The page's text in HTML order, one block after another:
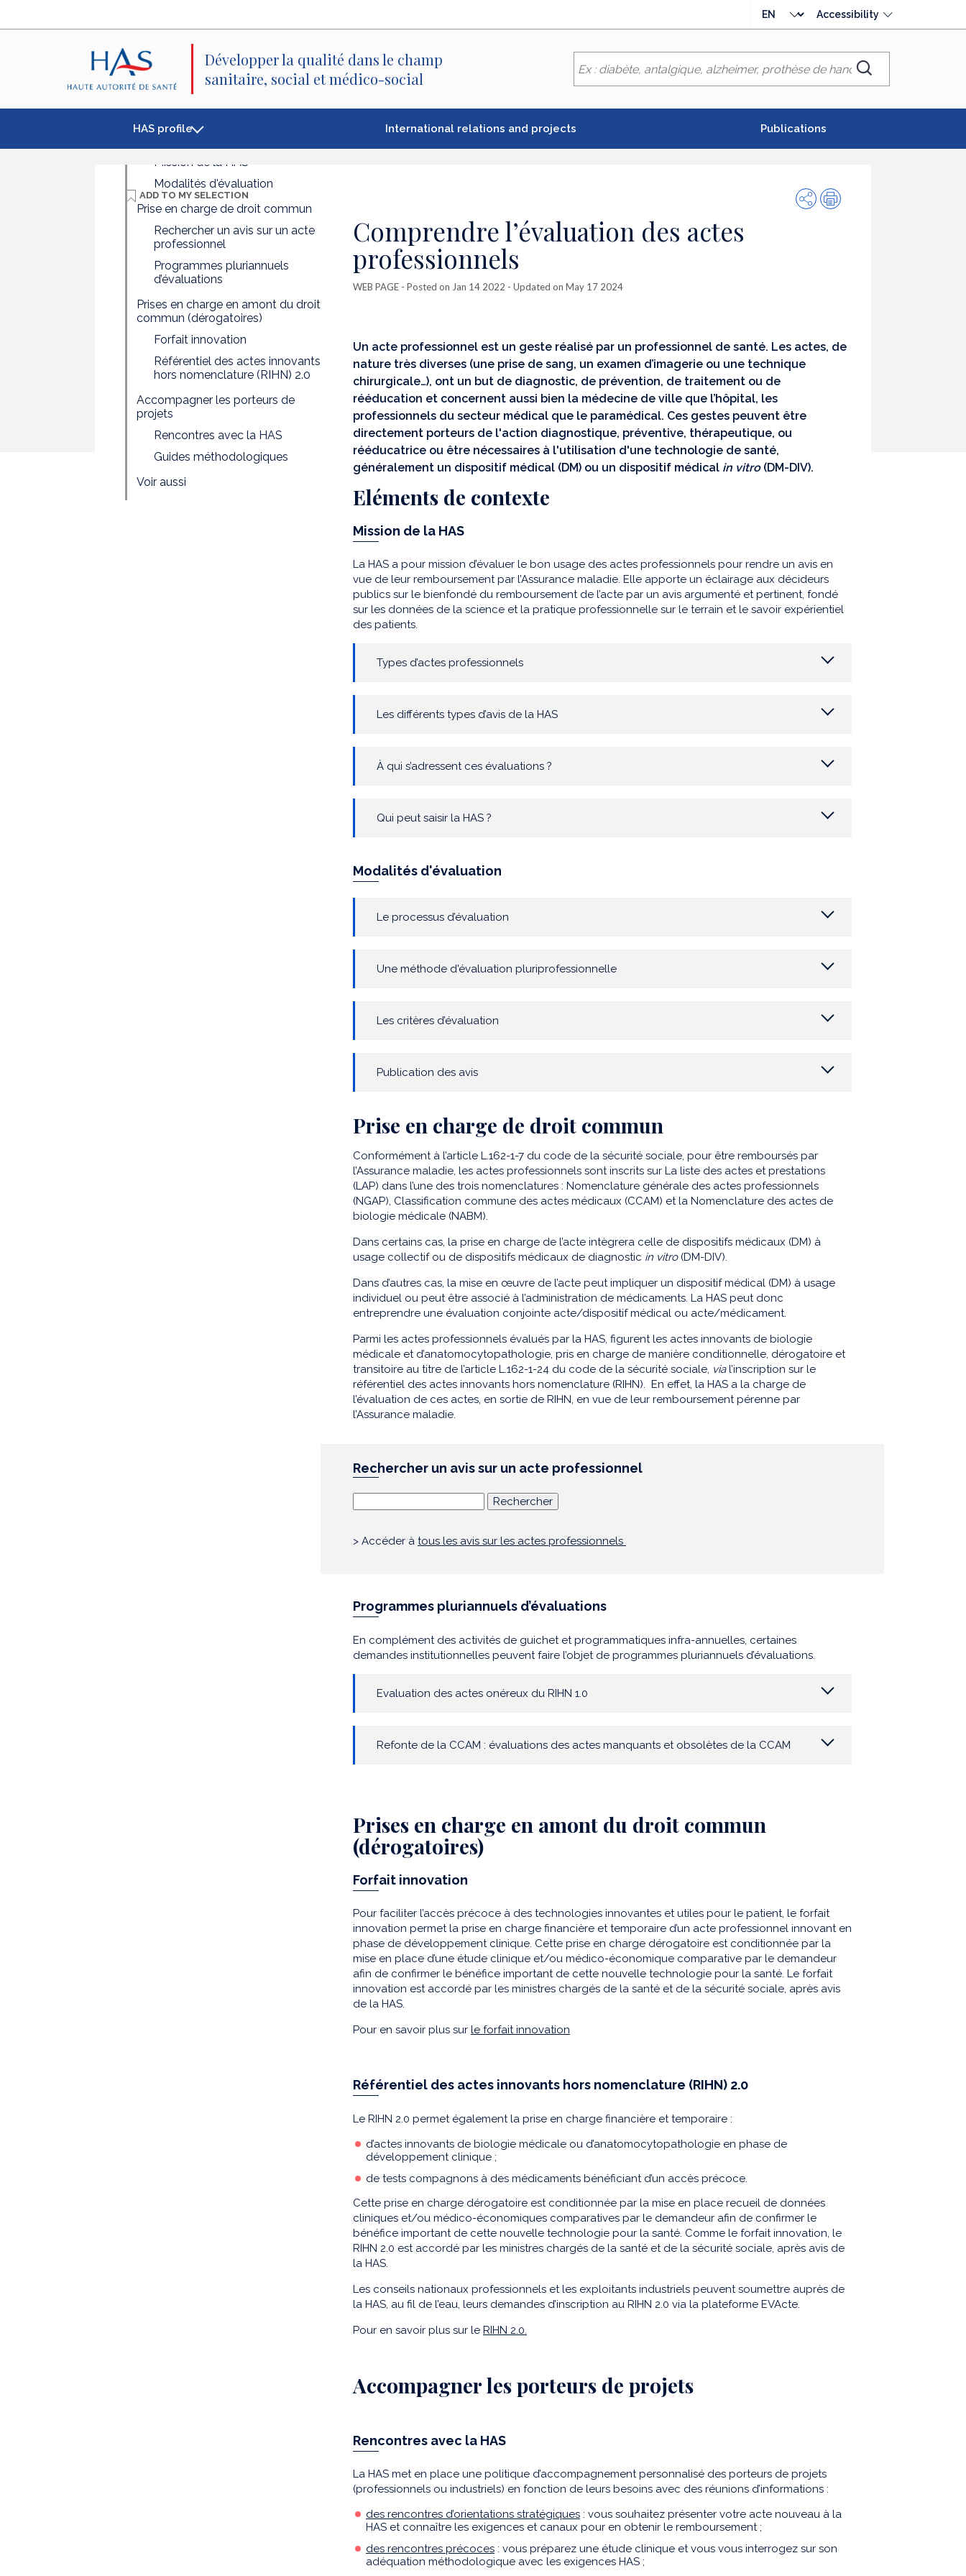
language
Accessibility
Développer la qualité dans le champ
sanitaire, social et médico-social
Chercher
HAS profile International relations and projects Publications
ADD TO MY SELECTION
Mission de la HAS
Modalités d'évaluation
Prise en charge de droit commun
Rechercher un avis sur un acte
professionnel
Programmes pluriannuels
d’évaluations
Prises en charge en amont du droit
commun (dérogatoires)
Forfait innovation
Référentiel des actes innovants
hors nomenclature (RIHN) 2.0
Accompagner les porteurs de
projets
Rencontres avec la HAS
Guides méthodologiques
Voir aussi
SharePrint
Comprendre l’évaluation des actes
professionnels
WEB PAGE - Posted on Jan 14 2022 - Updated on May 17 2024
Un acte professionnel est un geste réalisé par un professionnel de santé. Les actes, de
nature très diverses (une prise de sang, un examen d’imagerie ou une technique
chirurgicale…), ont un but de diagnostic, de prévention, de traitement ou de
rééducation et concernent aussi bien la médecine de ville que l’hôpital, les
professionnels du secteur médical que le paramédical. Ces gestes peuvent être
directement porteurs de l'action diagnostique, préventive, thérapeutique, ou
rééducatrice ou être nécessaires à l'utilisation d'une technologie de santé,
généralement un dispositif médical (DM) ou un dispositif médical in vitro(DM-DIV).
Eléments de contexte
Mission de la HAS
La HAS a pour mission d’évaluer le bon usage des actes professionnels pour rendre un avis en
vue de leur remboursement par l’Assurance maladie. Elle apporte un éclairage aux décideurs
publics sur le bienfondé du remboursement de l’acte par un avis argumenté et pertinent, fondé
sur les données de la science et la pratique professionnelle sur le terrain et le savoir expérientiel
des patients.
Types d’actes professionnels
Les différents types d’avis de la HAS
À qui s’adressent ces évaluations ?
Qui peut saisir la HAS ?
Modalités d'évaluation
Le processus d’évaluation
Une méthode d'évaluation pluriprofessionnelle
Les critères d’évaluation
Publication des avis
Prise en charge de droit commun
Conformément à l’article L.162-1-7 du code de la sécurité sociale, pour être remboursés par
l’Assurance maladie, les actes professionnels sont inscrits sur La liste des actes et prestations
(LAP) dans l’une des trois nomenclatures : Nomenclature générale des actes professionnels
(NGAP), Classification commune des actes médicaux (CCAM) et la Nomenclature des actes de
biologie médicale (NABM).
Dans certains cas, la prise en charge de l’acte intègrera celle de dispositifs médicaux (DM) à
usage collectif ou de dispositifs médicaux de diagnostic in vitro(DM-DIV).
Dans d’autres cas, la mise en œuvre de l’acte peut impliquer un dispositif médical (DM) à usage
individuel ou peut être associé à l’administration de médicaments. La HAS peut donc
entreprendre une évaluation conjointe acte/dispositif médical ou acte/médicament.
Parmi les actes professionnels évalués par la HAS, figurent les actes innovants de biologie
médicale et d’anatomocytopathologie, pris en charge de manière conditionnelle, dérogatoire et
transitoire au titre de l’article L.162-1-24 du code de la sécurité sociale, vial’inscription sur le
référentiel des actes innovants hors nomenclature (RIHN). En effet, la HAS a la charge de
l’évaluation de ces actes, en sortie de RIHN, en vue de leur remboursement pérenne par
l’Assurance maladie.
Rechercher un avis sur un acte professionnel
> Accéder à tous les avis sur les actes professionnels
Programmes pluriannuels d’évaluations
En complément des activités de guichet et programmatiques infra-annuelles, certaines
demandes institutionnelles peuvent faire l’objet de programmes pluriannuels d’évaluations.
Evaluation des actes onéreux du RIHN 1.0
Refonte de la CCAM : évaluations des actes manquants et obsolètes de la CCAM
Prises en charge en amont du droit commun
(dérogatoires)
Forfait innovation
Pour faciliter l’accès précoce à des technologies innovantes et utiles pour le patient, le forfait
innovation permet la prise en charge financière et temporaire d’un acte professionnel innovant en
phase de développement clinique. Cette prise en charge dérogatoire est conditionnée par la
mise en place d’une étude clinique et/ou médico-économique comparative par le demandeur
afin de confirmer le bénéfice important de cette nouvelle technologie pour la santé. Le forfait
innovation est accordé par les ministres chargés de la santé et de la sécurité sociale, après avis
de la HAS.
Pour en savoir plus sur le forfait innovation
Référentiel des actes innovants hors nomenclature (RIHN) 2.0
Le RIHN 2.0 permet également la prise en charge financière et temporaire :
d’actes innovants de biologie médicale ou d’anatomocytopathologie en phase de
développement clinique ;
de tests compagnons à des médicaments bénéficiant d’un accès précoce.
Cette prise en charge dérogatoire est conditionnée par la mise en place recueil de données
cliniques et/ou médico-économiques comparatives par le demandeur afin de confirmer le
bénéfice important de cette nouvelle technologie pour la santé. Comme le forfait innovation, le
RIHN 2.0 est accordé par les ministres chargés de la santé et de la sécurité sociale, après avis de
la HAS.
Les conseils nationaux professionnels et les exploitants industriels peuvent soumettre auprès de
la HAS, au fil de l’eau, leurs demandes d’inscription au RIHN 2.0 via la plateforme EVActe.
Pour en savoir plus sur le RIHN 2.0.
Accompagner les porteurs de projets
Rencontres avec la HAS
La HAS met en place une politique d’accompagnement personnalisé des porteurs de projets
(professionnels ou industriels) en fonction de leurs besoins avec des réunions d’informations :
des rencontres d’orientations stratégiques : vous souhaitez présenter votre acte nouveau à la
HAS et connaître les exigences et canaux pour en obtenir le remboursement ;
des rencontres précoces : vous préparez une étude clinique et vous vous interrogez sur son
adéquation méthodologique avec les exigences HAS ;